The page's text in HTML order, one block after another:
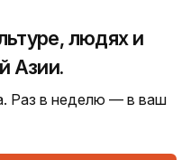
людях и
Азии.
Раз в неделю — в ваш